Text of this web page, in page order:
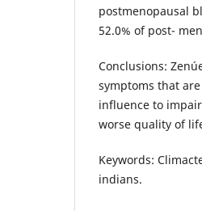
postmenopausal
52.0% of post-
Conclusions:
symptoms that
influence to
worse quality of
Keywords:
indians.